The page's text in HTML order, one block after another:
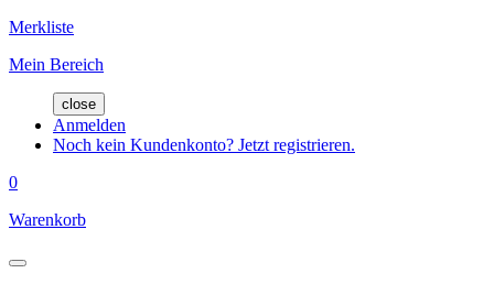
Merkliste
Mein Bereich
close
Anmelden
Noch kein Kundenkonto? Jetzt registrieren.
0
Warenkorb